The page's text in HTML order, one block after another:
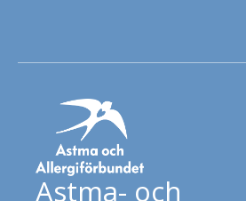
Astma- och